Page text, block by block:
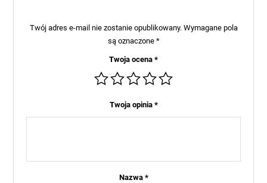
Twój adres e-mail nie zostanie opublikowany. Wymagane pola
są oznaczone *
Twoja ocena *
Twoja opinia *
Nazwa *